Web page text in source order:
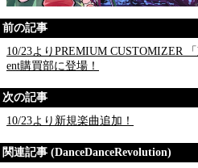
前の記事
10/23よりPREMIUM CUSTOMIZER
ent購買部に登場！
次の記事
10/23より新規楽曲追加！
関連記事 (DanceDanceRevolution)